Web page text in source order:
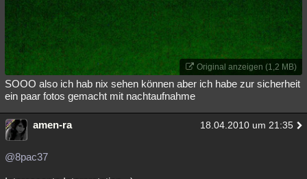
Original anzeigen (1,2 MB)
SOOO also ich hab nix sehen können aber ich habe zur sicherheit
ein paar fotos gemacht mit nachtaufnahme
amen-ra 18.04.2010 um 21:35
@8pac37